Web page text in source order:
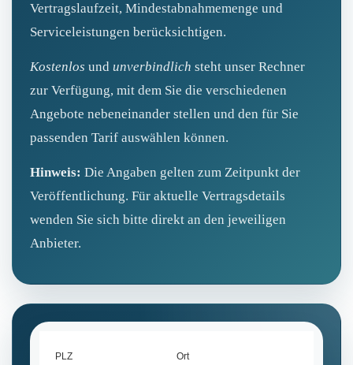
Vertragslaufzeit, Mindestabnahmemenge und
Serviceleistungen berücksichtigen.
Kostenlos und unverbindlich steht unser Rechner
zur Verfügung, mit dem Sie die verschiedenen
Angebote nebeneinander stellen und den für Sie
passenden Tarif auswählen können.
Hinweis: Die Angaben gelten zum Zeitpunkt der
Veröffentlichung. Für aktuelle Vertragsdetails
wenden Sie sich bitte direkt an den jeweiligen
Anbieter.